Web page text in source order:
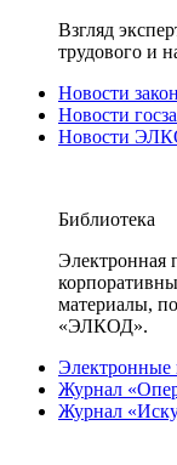
Взгляд
трудового и
Новости
Новости
Новости
Библиотека
Электронная
материалы,
«ЭЛКОД».
Электронные
Журнал
Журнал